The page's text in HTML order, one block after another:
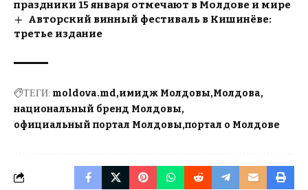
праздники 15 января отмечают в Молдове и мире
Авторский винный фестиваль в Кишинёве:
третье издание
ТЕГИ: moldova.md имидж Молдовы Молдова
национальный бренд Молдовы
официальный портал Молдовы портал о Молдове